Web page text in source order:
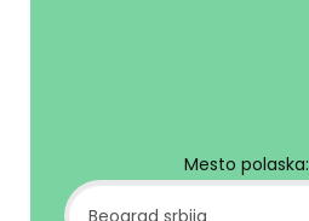
Mesto polaska: